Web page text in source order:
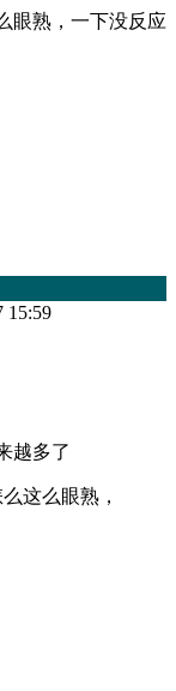
眼熟，一下没反应
15:59
越多了
这么眼熟，